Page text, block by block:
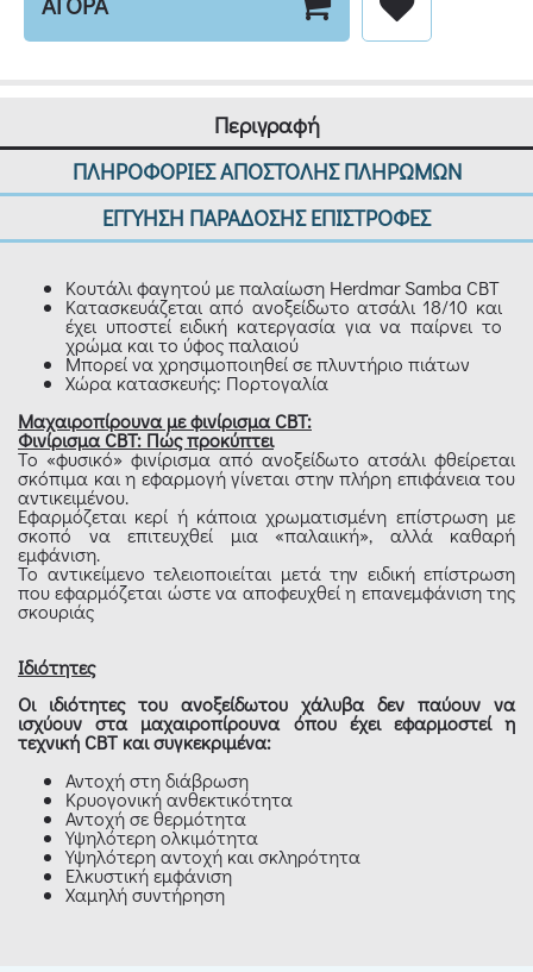
Περιγραφή
ΠΛΗΡΟΦΟΡΙΕΣ ΑΠΟΣΤΟΛΗΣ ΠΛΗΡΩΜΩΝ
ΕΓΓΥΗΣΗ ΠΑΡΑΔΟΣΗΣ ΕΠΙΣΤΡΟΦΕΣ
Κουτάλι φαγητού με παλαίωση Herdmar Samba CBT
Κατασκευάζεται από ανοξείδωτο ατσάλι 18/10 και
έχει υποστεί ειδική κατεργασία για να παίρνει το
χρώμα και το ύφος παλαιού
Μπορεί να χρησιμοποιηθεί σε πλυντήριο πιάτων
Χώρα κατασκευής: Πορτογαλία
Μαχαιροπίρουνα με φινίρισμα CBT:
Φινίρισμα CBT: Πώς προκύπτει
Το «φυσικό» φινίρισμα από ανοξείδωτο ατσάλι φθείρεται
σκόπιμα και η εφαρμογή γίνεται στην πλήρη επιφάνεια του
αντικειμένου.
Εφαρμόζεται κερί ή κάποια χρωματισμένη επίστρωση με
σκοπό να επιτευχθεί μια «παλαιική», αλλά καθαρή
εμφάνιση.
Το αντικείμενο τελειοποιείται μετά την ειδική επίστρωση
που εφαρμόζεται ώστε να αποφευχθεί η επανεμφάνιση της
σκουριάς
Ιδιότητες
Οι ιδιότητες του ανοξείδωτου χάλυβα δεν παύουν να
ισχύουν στα μαχαιροπίρουνα όπου έχει εφαρμοστεί η
τεχνική CBT και συγκεκριμένα:
Αντοχή στη διάβρωση
Κρυογονική ανθεκτικότητα
Αντοχή σε θερμότητα
Υψηλότερη ολκιμότητα
Υψηλότερη αντοχή και σκληρότητα
Ελκυστική εμφάνιση
Χαμηλή συντήρηση